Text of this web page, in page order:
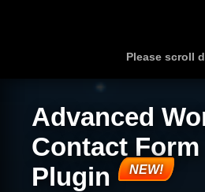
Please scroll
Advanced
Contact Form
Plugin